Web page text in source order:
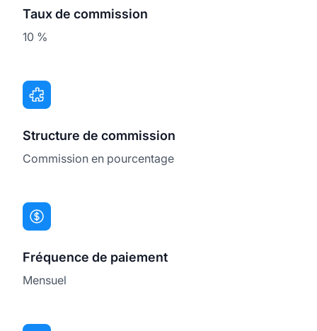
Taux de commission
10 %
Structure de commission
Commission en pourcentage
Fréquence de paiement
Mensuel